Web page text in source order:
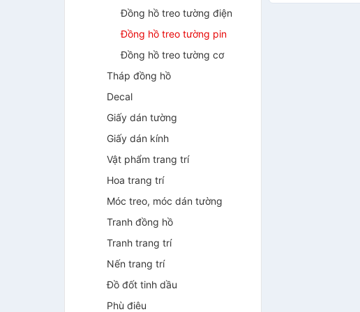
Đồng hồ treo tường điện
Đồng hồ treo tường pin
Đồng hồ treo tường cơ
Tháp đồng hồ
Decal
Giấy dán tường
Giấy dán kính
Vật phẩm trang trí
Hoa trang trí
Móc treo, móc dán tường
Tranh đồng hồ
Tranh trang trí
Nến trang trí
Đồ đốt tinh dầu
Phù điêu